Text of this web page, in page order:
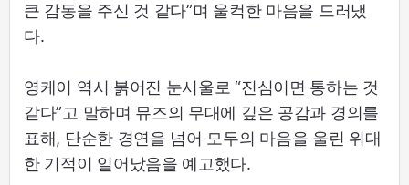
큰 감동을 주신 것 같다”며 울컥한 마음을 드러냈
다.
영케이 역시 붉어진 눈시울로 “진심이면 통하는 것
같다”고 말하며 뮤즈의 무대에 깊은 공감과 경의를
표해, 단순한 경연을 넘어 모두의 마음을 울린 위대
한 기적이 일어났음을 예고했다.